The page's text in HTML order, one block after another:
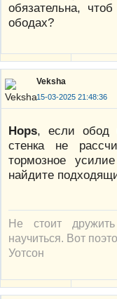
обязательна,
ободах?
Veksha
15-03-2025 21:48:36
Hops, если обод
стенка не
тормозное
найдите
Не стоит
научиться. Вот
Уотсон